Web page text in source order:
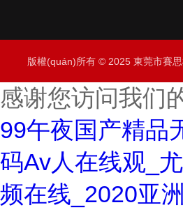
版權(quán)所有 © 2025 東莞市
感谢您访问我们
99午夜国产精品
码Av人在线观_
频在线_2020亚